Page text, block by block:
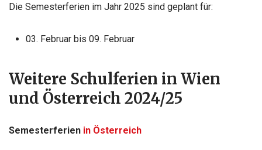
Die Semesterferien im Jahr 2025 sind geplant für:
03. Februar bis 09. Februar
Weitere Schulferien in Wien
und Österreich 2024/25
Semesterferien in Österreich